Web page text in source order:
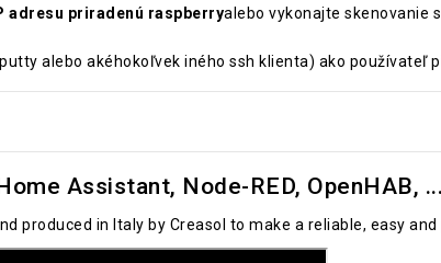
adresu priradenú raspberryalebo vykonajte skenovanie
alebo akéhokoľvek iného ssh klienta) ako používateľ
Assistant, Node-RED, OpenHAB, ...
produced in Italy by Creasol to make a reliable, easy